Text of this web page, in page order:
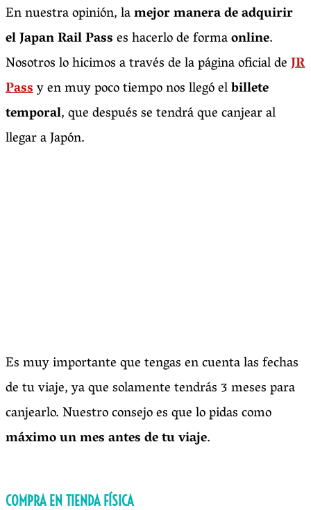
En nuestra opinión, lamejor manera de adquirir
el Japan Rail Passes hacerlo de formaonline.
Nosotros lo hicimos a través de la página oficial deJR
Passy en muy poco tiempo nos llegó elbillete
temporal, que después se tendrá que canjear al
llegar a Japón.
Es muy importante que tengas en cuenta las fechas
de tu viaje, ya que solamente tendrás 3 meses para
canjearlo. Nuestro consejo es que lo pidas como
máximo un mes antes de tu viaje.
COMPRA EN TIENDA FÍSICA